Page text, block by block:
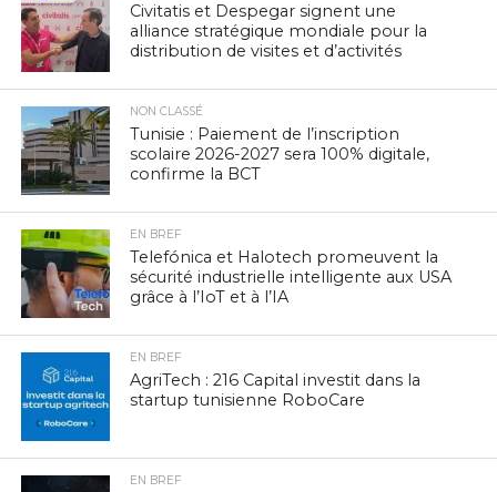
Civitatis et Despegar signent une
alliance stratégique mondiale pour la
distribution de visites et d’activités
NON CLASSÉ
Tunisie : Paiement de l’inscription
scolaire 2026-2027 sera 100% digitale,
confirme la BCT
EN BREF
Telefónica et Halotech promeuvent la
sécurité industrielle intelligente aux USA
grâce à l’IoT et à l’IA
EN BREF
AgriTech : 216 Capital investit dans la
startup tunisienne RoboCare
EN BREF